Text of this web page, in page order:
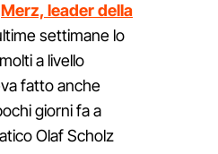
Merz, leader della
settimane lo
a livello
fatto anche
giorni fa a
Olaf Scholz